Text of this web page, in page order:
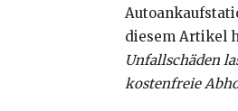
diesem Artikel
Unfallschäden
kostenfreie